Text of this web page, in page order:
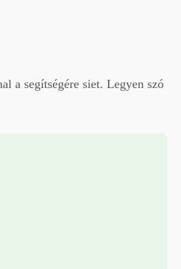
a segítségére siet. Legyen szó